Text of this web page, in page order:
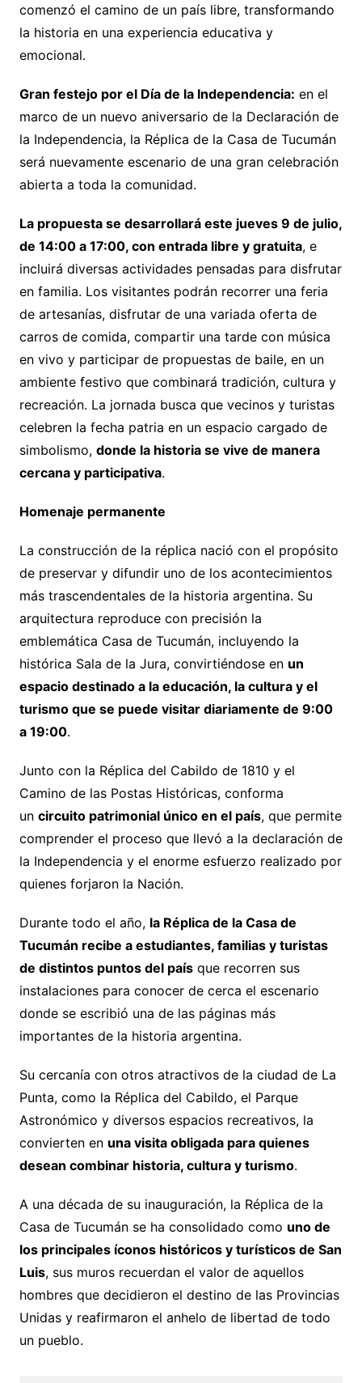
comenzó el camino de un país libre, transformando
la historia en una experiencia educativa y
emocional.
Gran festejo por el Día de la Independencia: en el
marco de un nuevo aniversario de la Declaración de
la Independencia, la Réplica de la Casa de Tucumán
será nuevamente escenario de una gran celebración
abierta a toda la comunidad.
La propuesta se desarrollará este jueves 9 de julio,
de 14:00 a 17:00, con entrada libre y gratuita, e
incluirá diversas actividades pensadas para disfrutar
en familia. Los visitantes podrán recorrer una feria
de artesanías, disfrutar de una variada oferta de
carros de comida, compartir una tarde con música
en vivo y participar de propuestas de baile, en un
ambiente festivo que combinará tradición, cultura y
recreación. La jornada busca que vecinos y turistas
celebren la fecha patria en un espacio cargado de
simbolismo, donde la historia se vive de manera
cercana y participativa.
Homenaje permanente
La construcción de la réplica nació con el propósito
de preservar y difundir uno de los acontecimientos
más trascendentales de la historia argentina. Su
arquitectura reproduce con precisión la
emblemática Casa de Tucumán, incluyendo la
histórica Sala de la Jura, convirtiéndose en un
espacio destinado a la educación, la cultura y el
turismo que se puede visitar diariamente de 9:00
a 19:00.
Junto con la Réplica del Cabildo de 1810 y el
Camino de las Postas Históricas, conforma
un circuito patrimonial único en el país, que permite
comprender el proceso que llevó a la declaración de
la Independencia y el enorme esfuerzo realizado por
quienes forjaron la Nación.
Durante todo el año, la Réplica de la Casa de
Tucumán recibe a estudiantes, familias y turistas
de distintos puntos del paísque recorren sus
instalaciones para conocer de cerca el escenario
donde se escribió una de las páginas más
importantes de la historia argentina.
Su cercanía con otros atractivos de la ciudad de La
Punta, como la Réplica del Cabildo, el Parque
Astronómico y diversos espacios recreativos, la
convierten en una visita obligada para quienes
desean combinar historia, cultura y turismo.
A una década de su inauguración, la Réplica de la
Casa de Tucumán se ha consolidado como uno de
los principales íconos históricos y turísticos de San
Luis, sus muros recuerdan el valor de aquellos
hombres que decidieron el destino de las Provincias
Unidas y reafirmaron el anhelo de libertad de todo
un pueblo.